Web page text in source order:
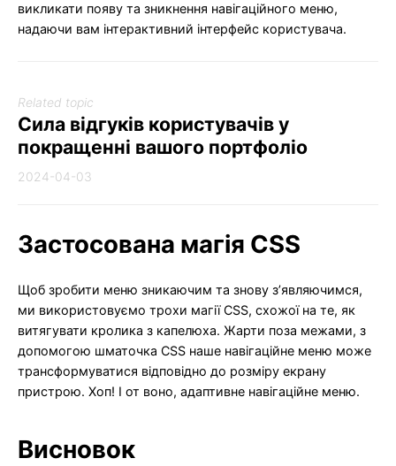
викликати появу та зникнення навігаційного меню,
надаючи вам інтерактивний інтерфейс користувача.
Related topic
Сила відгуків користувачів у
покращенні вашого портфоліо
2024-04-03
Застосована магія CSS
Щоб зробити меню зникаючим та знову з’являючимся,
ми використовуємо трохи магії CSS, схожої на те, як
витягувати кролика з капелюха. Жарти поза межами, з
допомогою шматочка CSS наше навігаційне меню може
трансформуватися відповідно до розміру екрану
пристрою. Хоп! І от воно, адаптивне навігаційне меню.
Висновок